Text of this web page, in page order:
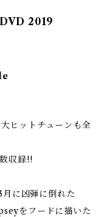
2019
ヒットチューンも全
収録!!
に凶弾に倒れた
をフードに描いた